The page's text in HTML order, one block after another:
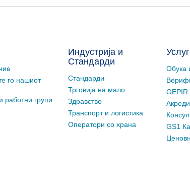
го нашиот
работни групи
Индустрија и
Стандарди
Стандарди
Трговија на мало
Здравство
Транспорт и логистика
Оператори со храна
Обука
GEPIR
GS1